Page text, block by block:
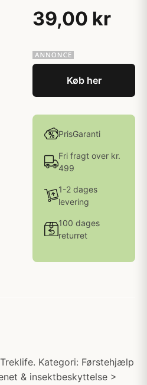
39,00 kr
Køb her
PrisGaranti
Fri fragt over kr.
499
1-2 dages
levering
100 dages
returret
Kategori: Førstehjælp
& insektbeskyttelse >